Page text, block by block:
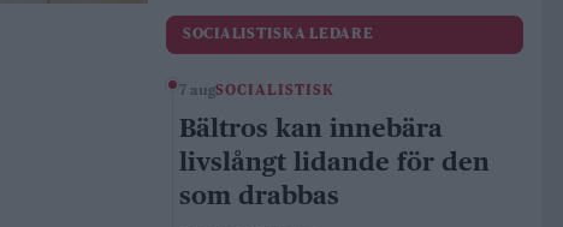
SOCIALISTISKA LEDARE
7 augSOCIALISTISK
Bältros kan innebära
livslångt lidande för den
som drabbas